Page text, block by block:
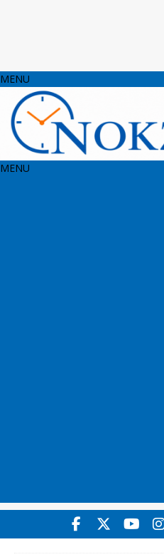
MENU
MENU